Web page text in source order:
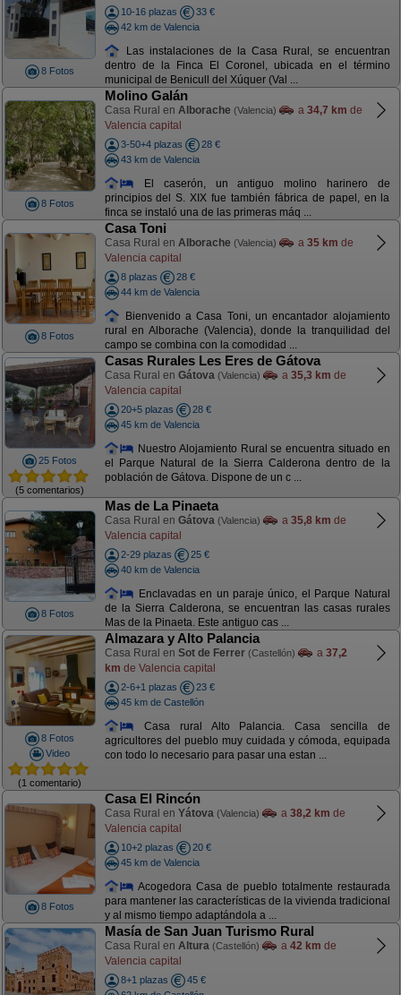
8 Fotos
10-16 plazas
33 €
42 km de Valencia
Las instalaciones de la Casa Rural, se encuentran
dentro de la Finca El Coronel, ubicada en el término
municipal de Benicull del Xúquer (Val ...
8 Fotos
Molino Galán
Casa Rural en Alborache (Valencia) a 34,7 km de
Valencia capital
3-50+4 plazas
28 €
43 km de Valencia
El caserón, un antiguo molino harinero de
principios del S. XIX fue también fábrica de papel, en la
finca se instaló una de las primeras máq ...
8 Fotos
Casa Toni
Casa Rural en Alborache (Valencia) a 35 km de
Valencia capital
8 plazas
28 €
44 km de Valencia
Bienvenido a Casa Toni, un encantador alojamiento
rural en Alborache (Valencia), donde la tranquilidad del
campo se combina con la comodidad ...
25 Fotos
(5 comentarios)
Casas Rurales Les Eres de Gátova
Casa Rural en Gátova (Valencia) a 35,3 km de
Valencia capital
20+5 plazas
28 €
45 km de Valencia
Nuestro Alojamiento Rural se encuentra situado en
el Parque Natural de la Sierra Calderona dentro de la
población de Gátova. Dispone de un c ...
8 Fotos
Mas de La Pinaeta
Casa Rural en Gátova (Valencia) a 35,8 km de
Valencia capital
2-29 plazas
25 €
40 km de Valencia
Enclavadas en un paraje único, el Parque Natural
de la Sierra Calderona, se encuentran las casas rurales
Mas de la Pinaeta. Este antiguo cas ...
8 Fotos
Video
(1 comentario)
Almazara y Alto Palancia
Casa Rural en Sot de Ferrer (Castellón) a 37,2
km de Valencia capital
2-6+1 plazas
23 €
45 km de Castellón
Casa rural Alto Palancia. Casa sencilla de
agricultores del pueblo muy cuidada y cómoda, equipada
con todo lo necesario para pasar una estan ...
8 Fotos
Casa El Rincón
Casa Rural en Yátova (Valencia) a 38,2 km de
Valencia capital
10+2 plazas
20 €
45 km de Valencia
Acogedora Casa de pueblo totalmente restaurada
para mantener las características de la vivienda tradicional
y al mismo tiempo adaptándola a ...
Masía de San Juan Turismo Rural
Casa Rural en Altura (Castellón) a 42 km de
Valencia capital
8+1 plazas
45 €